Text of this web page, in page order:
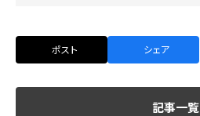
ポスト シェア
記事一覧